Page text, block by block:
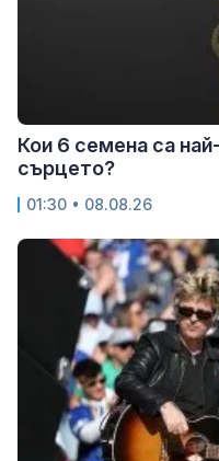
Кои 6 семена са
сърцето?
01:30 • 08.08.26